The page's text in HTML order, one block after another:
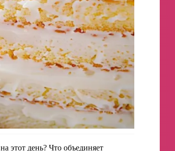
этот день? Что объединяет